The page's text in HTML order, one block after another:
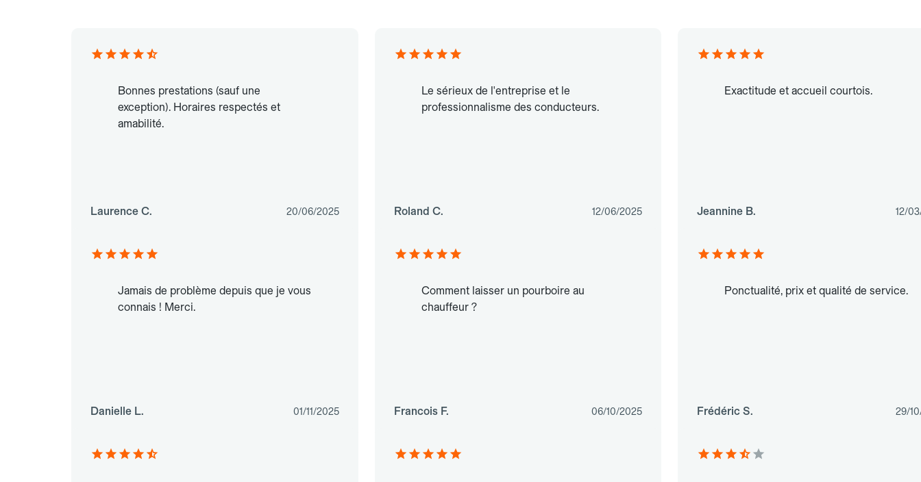
Bonnes prestations (sauf une
exception). Horaires respectés et
amabilité.
Laurence C. 20/06/2025
Le sérieux de l'entreprise et le
professionnalisme des conducteurs.
Roland C. 12/06/2025
Exactitude et accueil courtois.
Jeannine B. 12/
Jamais de problème depuis que je vous
connais ! Merci.
Danielle L. 01/11/2025
Comment laisser un pourboire au
chauffeur ?
Francois F. 06/10/2025
Ponctualité, prix et qualité de service.
Frédéric S. 29/